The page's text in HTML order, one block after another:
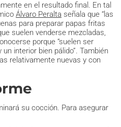
en el resultado final. En tal
Álvaro Peralta señala que “las
para preparar papas fritas
suelen venderse mezcladas,
porque “suelen ser
interior bien pálido”. También
relativamente nuevas y con
su cocción. Para asegurar